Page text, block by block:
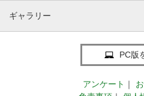
ギャラリー
PC版
アンケート ｜